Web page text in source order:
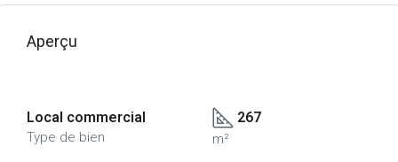
Aperçu
Local commercial
Type de bien
267
m²